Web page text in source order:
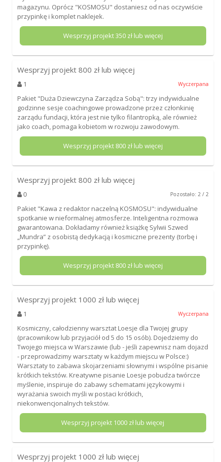
magazynu. Oprócz "KOSMOSU" dostaniesz od nas oczywiście
przypinkę i komplet naklejek.
Wesprzyj projekt350zł lub więcej
Wesprzyj projekt 800 zł lub więcej
1 Wyczerpana
Pakiet "Duża Dziewczyna Zarządza Sobą": trzy indywidualne
godzinne sesje coachingowe prowadzone przez członkinię
zarządu fundacji, która jest nie tylko filantropką, ale również
jako coach, pomaga kobietom w rozwoju zawodowym.
Wesprzyj projekt 800zł lub więcej
Wesprzyj projekt 800 zł lub więcej
0 Pozostało: 2 / 2
Pakiet "Kawa z redaktor naczelną KOSMOSU": indywidualne
spotkanie w nieformalnej atmosferze. Inteligentna rozmowa
gwarantowana. Dokładamy również książkę Sylwii Szwed
„Mundra” z osobistą dedykacją i kosmiczne prezenty (torbę i
przypinkę).
Wesprzyj projekt 800zł lub więcej
Wesprzyj projekt 1000 zł lub więcej
1 Wyczerpana
Kosmiczny, całodzienny warsztat Loesje dla Twojej grupy
(pracownikow lub przyjaciół od 5 do 15 osób). Dojedziemy do
Twojego miejsca w Warszawie (lub - jeśli zapewnisz nam dojazd
- przeprowadzimy warsztaty w każdym miejscu w Polsce:)
Warsztaty to zabawa skojarzeniami słownymi i wspólne pisanie
krótkich tekstów. Kreatywne pisanie Loesje pobudza twórcze
myślenie, inspiruje do zabawy schematami językowymi i
wyrażania swoich myśli w postaci krótkich,
niekonwencjonalnych tekstów.
Wesprzyj projekt 1000 zł lub więcej
Wesprzyj projekt 1000 zł lub więcej